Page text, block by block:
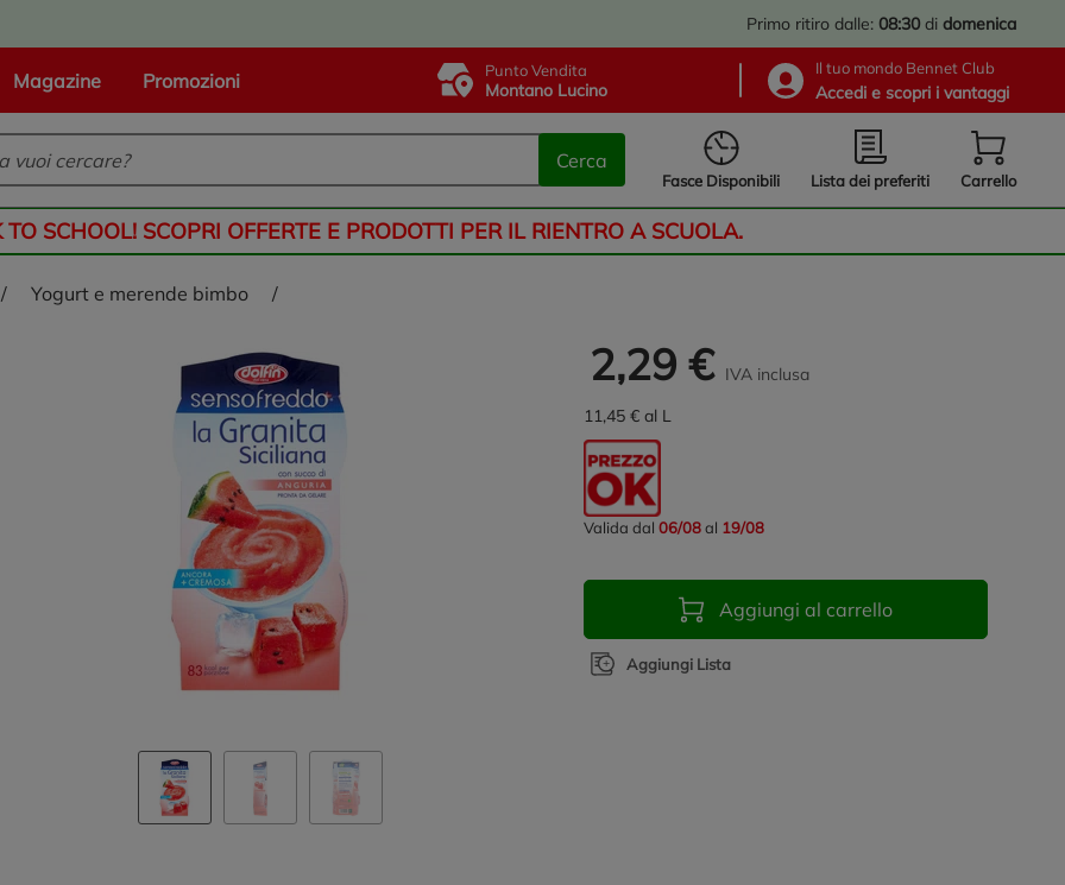
Primo ritiro dalle: 08:30 di domenica
Magazine Promozioni Punto Vendita
Montano Lucino
Il tuo mondo Bennet Club
Accedi e scopri i vantaggi
Cerca
Fasce Disponibili Lista dei preferiti Carrello
SCHOOL! SCOPRI OFFERTE E PRODOTTI PER IL RIENTRO A SCUOLA.
/ yogurt e merende bimbo /
2,29 € IVA inclusa
11,45 € al L
Valida dal 06/08al 19/08
Aggiungi al carrello
Aggiungi Lista